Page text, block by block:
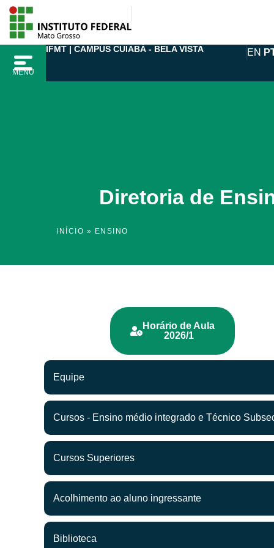
para
conteúdo
MENU
IFMT | CAMPUS CUIABÁ - BELA VISTA EN
INÍCIO » ENSINO
Diretoria de
Horário de Aula
2026/1
Equipe
Cursos - Ensino médio integrado e Técnico
Cursos Superiores
Acolhimento ao aluno ingressante
Biblioteca